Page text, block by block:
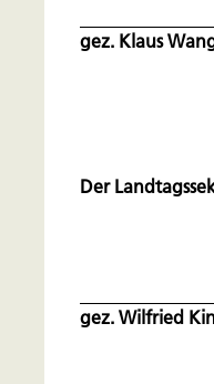
gez. Klaus
Der
gez. Wilfried